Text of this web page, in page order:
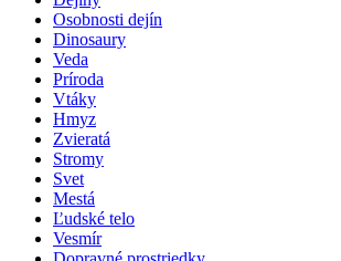
Osobnosti dejín
Dinosaury
Veda
Príroda
Vtáky
Hmyz
Zvieratá
Stromy
Svet
Mestá
Ľudské telo
Vesmír